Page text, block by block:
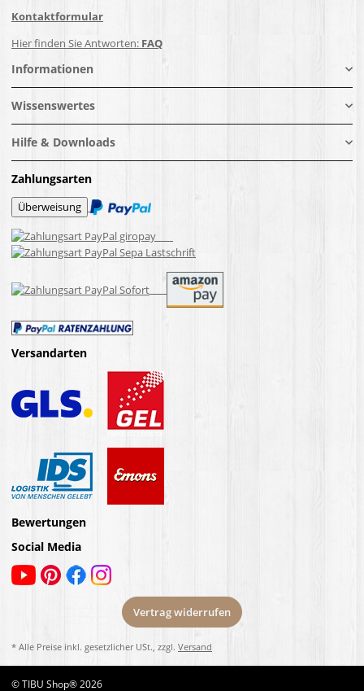
Kontaktformular
Hier finden Sie Antworten: FAQ
Informationen
Wissenswertes
Hilfe & Downloads
Zahlungsarten
Versandarten
Bewertungen
Social Media
Vertrag widerrufen
* Alle Preise inkl. gesetzlicher USt., zzgl. Versand
© TIBU Shop® 2026